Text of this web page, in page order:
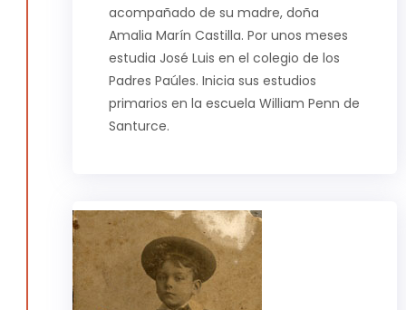
acompañado de su madre, doña
Amalia Marín Castilla. Por unos meses
estudia José Luis en el colegio de los
Padres Paúles. Inicia sus estudios
primarios en la escuela William Penn de
Santurce.